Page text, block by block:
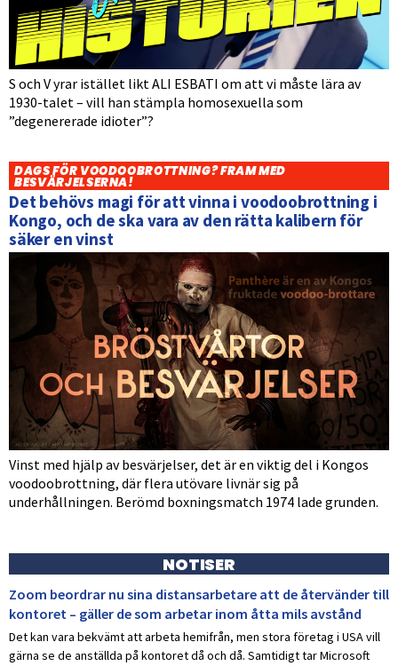
S och V yrar istället likt ALI ESBATI om att vi måste lära av
1930-talet – vill han stämpla homosexuella som
”degenererade idioter”?
DAGS FÖR VOODOOBROTTNING? FRAM MED
BESVÄRJELSERNA!
Det behövs magi för att vinna i voodoobrottning i
Kongo, och de ska vara av den rätta kalibern för
säker en vinst
Vinst med hjälp av besvärjelser, det är en viktig del i Kongos
voodoobrottning, där flera utövare livnär sig på
underhållningen. Berömd boxningsmatch 1974 lade grunden.
NOTISER
Zoom beordrar nu sina distansarbetare att de återvänder till
kontoret – gäller de som arbetar inom åtta mils avstånd
Det kan vara bekvämt att arbeta hemifrån, men stora företag i USA vill
gärna se de anställda på kontoret då och då. Samtidigt tar Microsoft